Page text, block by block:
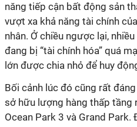
năng tiếp cận bất động sản
vượt xa khả năng tài chính
nhân. Ở chiều ngược lại,
đang bị “tài chính hóa” quá
lớn được chia nhỏ để huy
Bối cảnh lúc đó cũng rất
sở hữu lượng hàng thấp tầng
Ocean Park 3 và Grand